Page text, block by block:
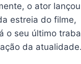
o ator
estreia do filme,
o seu último
da atualidade.